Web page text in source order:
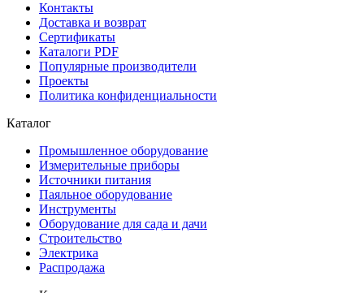
Контакты
Доставка и возврат
Сертификаты
Каталоги PDF
Популярные производители
Проекты
Политика конфиденциальности
Каталог
Промышленное оборудование
Измерительные приборы
Источники питания
Паяльное оборудование
Инструменты
Оборудование для сада и дачи
Строительство
Электрика
Распродажа